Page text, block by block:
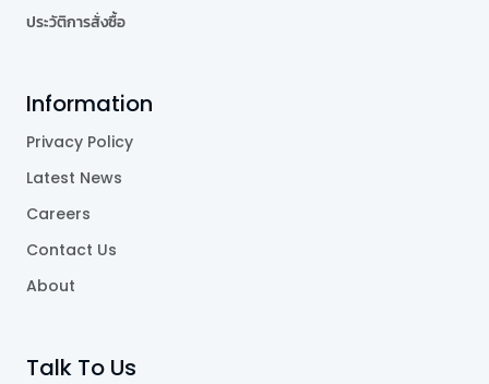
ประวัติการสั่งซื้อ
Information
Privacy Policy
Latest News
Careers
Contact Us
About
Talk To Us